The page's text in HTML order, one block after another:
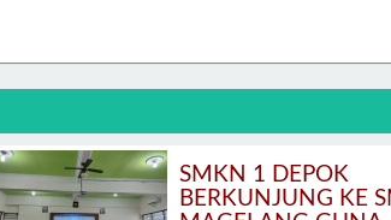
SMKN 1 DEPOK
BERKUNJUNG KE